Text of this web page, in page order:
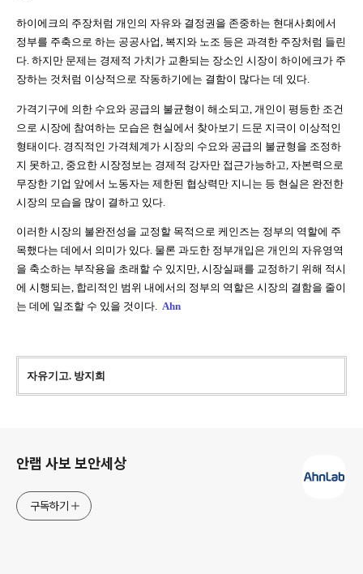
하이에크의 주장처럼 개인의 자유와 결정권을 존중하는 현대사회에서
정부를 주축으로 하는 공공사업, 복지와 노조 등은 과격한 주장처럼 들린
다. 하지만 문제는 경제적 가치가 교환되는 장소인 시장이 하이에크가 주
장하는 것처럼 이상적으로 작동하기에는 결함이 많다는 데 있다.
가격기구에 의한 수요와 공급의 불균형이 해소되고 개인이 평등한 조건
으로 시장에 참여하는 모습은 현실에서 찾아보기 드문 지극이 이상적인
형태이다 경직적인 가격체계가 시장의 수요와 공급의 불균형을 조정하
지 못하고 중요한 시장정보는 경제적 강자만 접근가능하고 자본력으로
무장한 기업 앞에서 노동자는 제한된 협상력만 지니는 등 현실은 완전한
시장의 모습을 많이 결하고 있다
이러한 시장의 불완전성을 교정할 목적으로 케인즈는 정부의 역할에 주
목했다는 데에서 의미가 있다 물론 과도한 정부개입은 개인의 자유영역
을 축소하는 부작용을 초래할 수 있지만 시장실패를 교정하기 위해 적시
에 시행되는 합리적인 범위 내에서의 정부의 역할은 시장의 결함을 줄이
는 데에 일조할 수 있을 것이다
Ahn
자유기고. 방지희
안랩 사보 보안세상
구독하기